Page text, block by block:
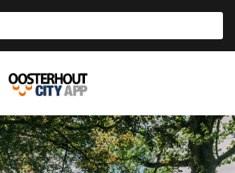
Oosterhout
City